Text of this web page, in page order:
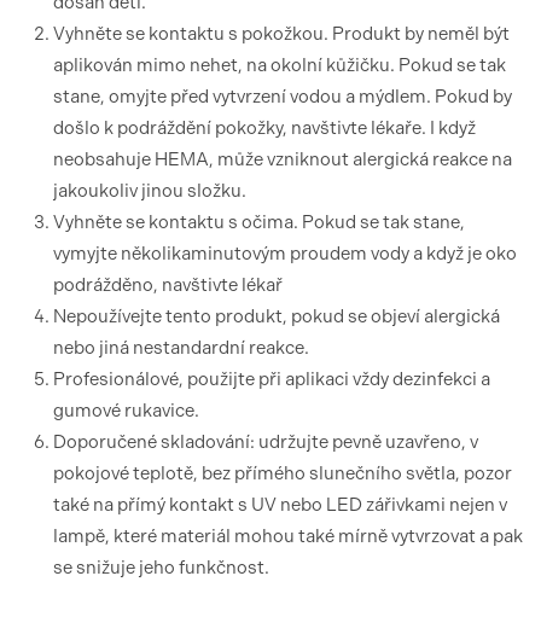
Vyhněte se kontaktu s pokožkou. Produkt by neměl být
aplikován mimo nehet, na okolní kůžičku. Pokud se tak
stane, omyjte před vytvrzení vodou a mýdlem. Pokud by
došlo k podráždění pokožky, navštivte lékaře. I když
neobsahuje HEMA, může vzniknout alergická reakce na
jakoukoliv jinou složku.
Vyhněte se kontaktu s očima. Pokud se tak stane,
vymyjte několikaminutovým proudem vody a když je oko
podrážděno, navštivte lékař
Nepoužívejte tento produkt, pokud se objeví alergická
nebo jiná nestandardní reakce.
Profesionálové, použijte při aplikaci vždy dezinfekci a
gumové rukavice.
Doporučené skladování: udržujte pevně uzavřeno, v
pokojové teplotě, bez přímého slunečního světla, pozor
také na přímý kontakt s UV nebo LED zářivkami nejen v
lampě, které materiál mohou také mírně vytvrzovat a pak
se snižuje jeho funkčnost.